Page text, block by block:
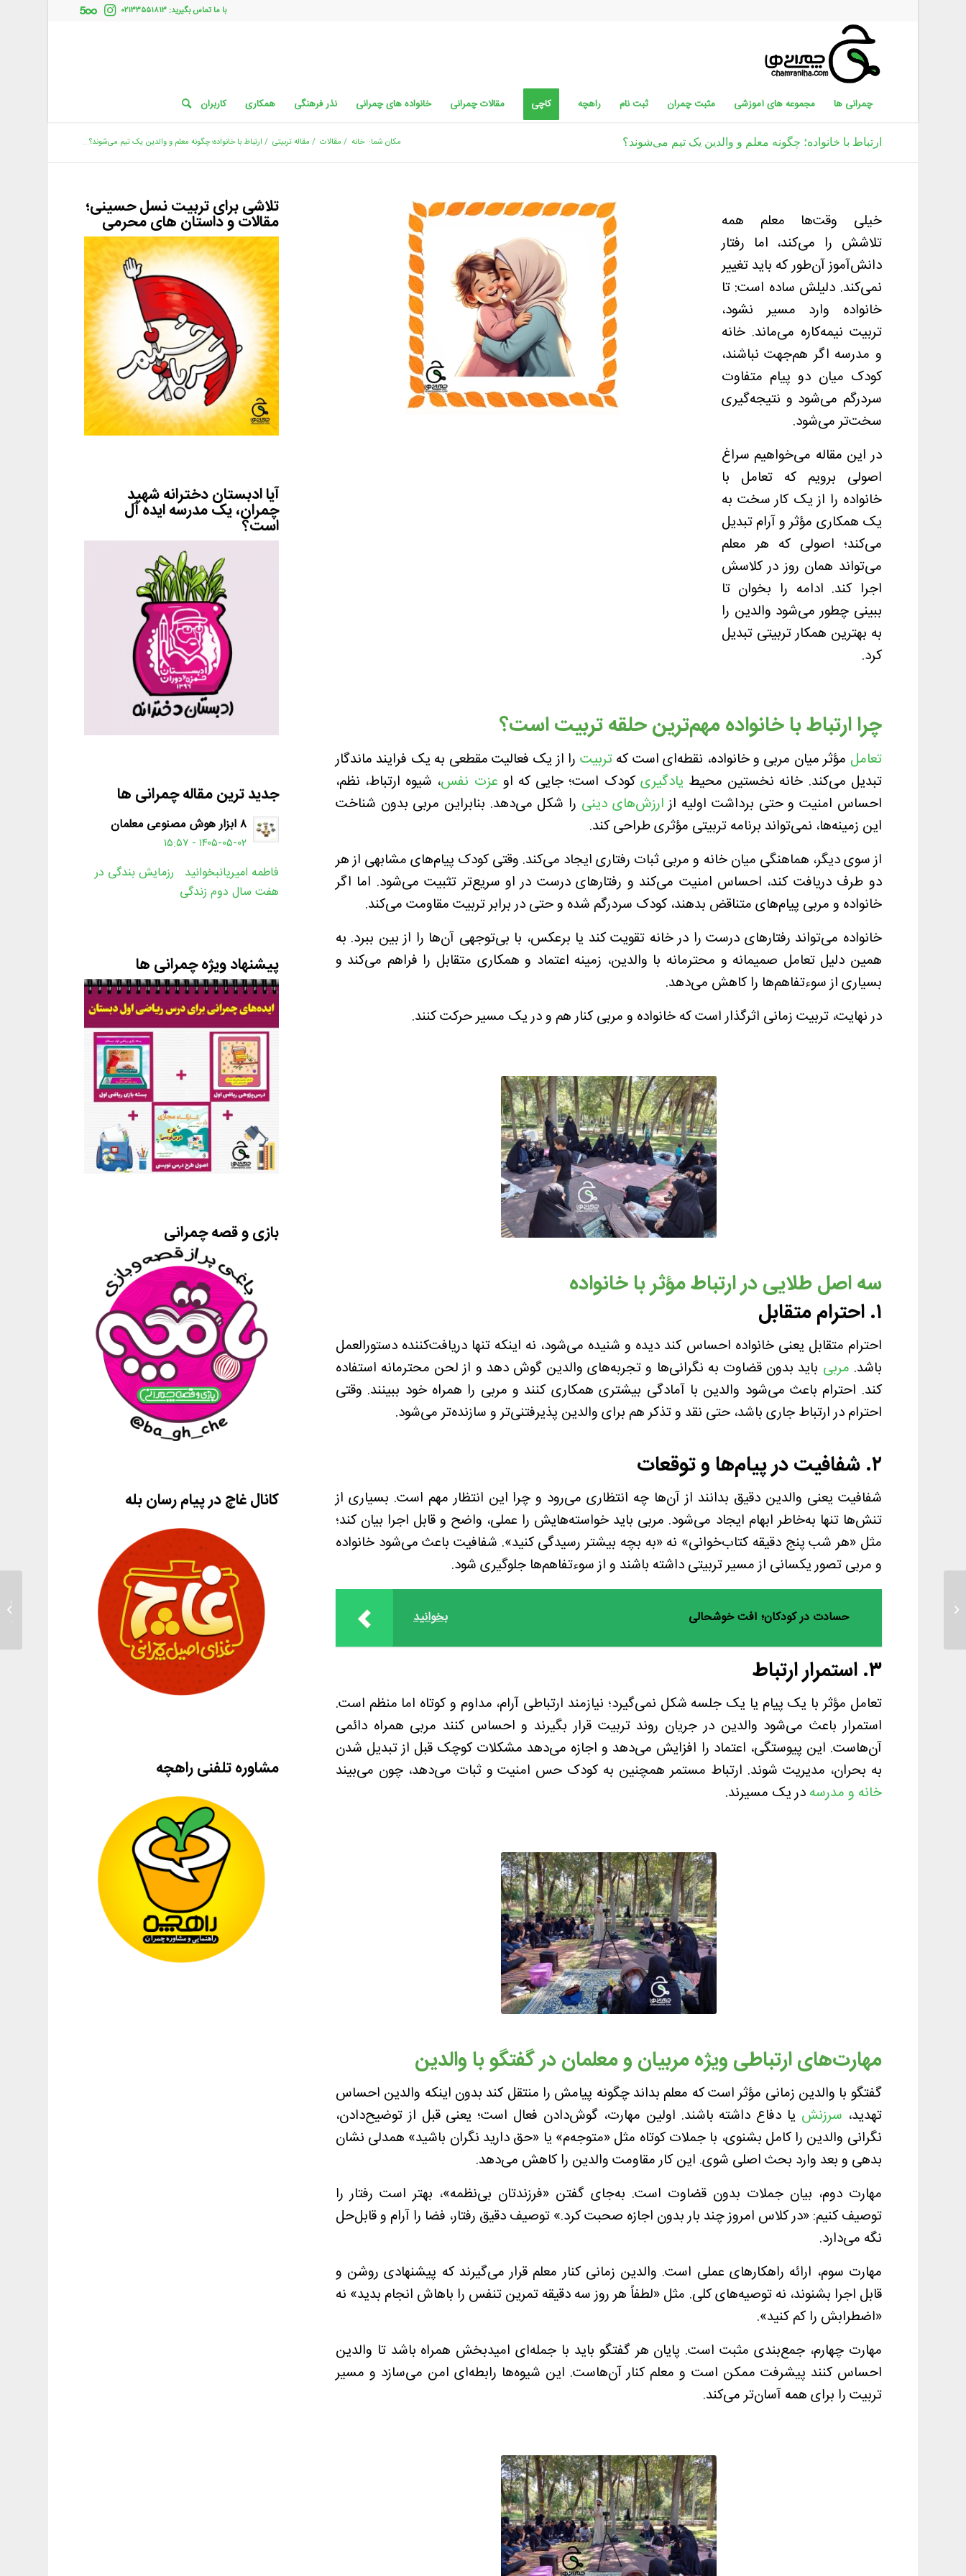
با ما تماس بگیرید: ۰۲۱۳۳۵۵۱۸۱۳
چمرانی ها مجموعه های آموزشی مثبت چمران ثبت نام راهچه کاچی مقالات چمرانی خانواده های چمرانی نذر فرهنگی همکاری کاربران
ارتباط با خانواده؛ چگونه معلم و والدین یک تیم می‌شوند؟ مکان شما: خانه / مقالات / مقاله تربیتی / ارتباط با خانواده؛ چگونه معلم و والدین یک تیم می‌شوند؟...
خیلی وقت‌ها معلم همه
تلاشش را می‌کند، اما رفتار
دانش‌آموز آن‌طور که باید تغییر
نمی‌کند. دلیلش ساده است: تا
خانواده وارد مسیر نشود،
تربیت نیمه‌کاره می‌ماند. خانه
و مدرسه اگر هم‌جهت نباشند،
کودک میان دو پیام متفاوت
سردرگم می‌شود و نتیجه‌گیری
سخت‌تر می‌شود.
در این مقاله می‌خواهیم سراغ
اصولی برویم که تعامل با
خانواده را از یک کار سخت به
یک همکاری مؤثر و آرام تبدیل
می‌کند؛ اصولی که هر معلم
می‌تواند همان روز در کلاسش
اجرا کند. ادامه را بخوان تا
ببینی چطور می‌شود والدین را
به بهترین همکار تربیتی تبدیل
کرد.
چرا ارتباط با خانواده مهم‌ترین حلقه تربیت است؟
تعامل مؤثر میان مربی و خانواده، نقطه‌ای است کهتربیت را از یک فعالیت مقطعی به یک فرایند ماندگار
تبدیل می‌کند. خانه نخستین محیط یادگیریکودک است؛ جایی که او عزت نفس، شیوه ارتباط، نظم،
احساس امنیت و حتی برداشت اولیه ازارزش‌های دینی را شکل می‌دهد. بنابراین مربی بدون شناخت
این زمینه‌ها، نمی‌تواند برنامه تربیتی مؤثری طراحی کند.
از سوی دیگر، هماهنگی میان خانه و مربی ثبات رفتاری ایجاد می‌کند. وقتی کودک پیام‌های مشابهی از هر
دو طرف دریافت کند، احساس امنیت می‌کند و رفتارهای درست در او سریع‌تر تثبیت می‌شود. اما اگر
خانواده و مربی پیام‌های متناقض بدهند، کودک سردرگم شده و حتی در برابر تربیت مقاومت می‌کند.
خانواده می‌تواند رفتارهای درست را در خانه تقویت کند یا برعکس، با بی‌توجهی آن‌ها را از بین ببرد. به
همین دلیل تعامل صمیمانه و محترمانه با والدین، زمینه اعتماد و همکاری متقابل را فراهم می‌کند و
بسیاری از سوءتفاهم‌ها را کاهش می‌دهد.
در نهایت، تربیت زمانی اثرگذار است که خانواده و مربی کنار هم و در یک مسیر حرکت کنند.
سه اصل طلایی در ارتباط مؤثر با خانواده
۱. احترام متقابل
احترام متقابل یعنی خانواده احساس کند دیده و شنیده می‌شود، نه اینکه تنها دریافت‌کننده دستورالعمل
باشد. مربی باید بدون قضاوت به نگرانی‌ها و تجربه‌های والدین گوش دهد و از لحن محترمانه استفاده
کند. احترام باعث می‌شود والدین با آمادگی بیشتری همکاری کنند و مربی را همراه خود ببینند. وقتی
احترام در ارتباط جاری باشد، حتی نقد و تذکر هم برای والدین پذیرفتنی‌تر و سازنده‌تر می‌شود.
۲. شفافیت در پیام‌ها و توقعات
شفافیت یعنی والدین دقیق بدانند از آن‌ها چه انتظاری می‌رود و چرا این انتظار مهم است. بسیاری از
تنش‌ها تنها به‌خاطر ابهام ایجاد می‌شود. مربی باید خواسته‌هایش را عملی، واضح و قابل اجرا بیان کند؛
مثل «هر شب پنج دقیقه کتاب‌خوانی» نه «به بچه بیشتر رسیدگی کنید». شفافیت باعث می‌شود خانواده
و مربی تصور یکسانی از مسیر تربیتی داشته باشند و از سوءتفاهم‌ها جلوگیری شود.
بخوانید حسادت در کودکان؛ آفت خوشحالی‌
۳. استمرار ارتباط
تعامل مؤثر با یک پیام یا یک جلسه شکل نمی‌گیرد؛ نیازمند ارتباطی آرام، مداوم و کوتاه اما منظم است.
استمرار باعث می‌شود والدین در جریان روند تربیت قرار بگیرند و احساس کنند مربی همراه دائمی
آن‌هاست. این پیوستگی، اعتماد را افزایش می‌دهد و اجازه می‌دهد مشکلات کوچک قبل از تبدیل شدن
به بحران، مدیریت شوند. ارتباط مستمر همچنین به کودک حس امنیت و ثبات می‌دهد، چون می‌بیند
خانه و مدرسهدر یک مسیرند.
مهارت‌های ارتباطی ویژه مربیان و معلمان در گفتگو با والدین
گفتگو با والدین زمانی مؤثر است که معلم بداند چگونه پیامش را منتقل کند بدون اینکه والدین احساس
تهدید، سرزنش یا دفاع داشته باشند. اولین مهارت، گوش‌دادن فعال است؛ یعنی قبل از توضیح‌دادن،
نگرانی والدین را کامل بشنوی، با جملات کوتاه مثل «متوجه‌م» یا «حق دارید نگران باشید» همدلی نشان
بدهی و بعد وارد بحث اصلی شوی. این کار مقاومت والدین را کاهش می‌دهد.
مهارت دوم، بیان جملات بدون قضاوت است. به‌جای گفتن «فرزندتان بی‌نظمه»، بهتر است رفتار را
توصیف کنیم: «در کلاس امروز چند بار بدون اجازه صحبت کرد.» توصیف دقیق رفتار، فضا را آرام و قابل‌حل
نگه می‌دارد.
مهارت سوم، ارائه راهکارهای عملی است. والدین زمانی کنار معلم قرار می‌گیرند که پیشنهادی روشن و
قابل اجرا بشنوند، نه توصیه‌های کلی. مثل «لطفاً هر روز سه دقیقه تمرین تنفس را باهاش انجام بدید» نه
«اضطرابش را کم کنید».
مهارت چهارم، جمع‌بندی مثبت است. پایان هر گفتگو باید با جمله‌ای امیدبخش همراه باشد تا والدین
احساس کنند پیشرفت ممکن است و معلم کنار آن‌هاست. این شیوه‌ها رابطه‌ای امن می‌سازد و مسیر
تربیت را برای همه آسان‌تر می‌کند.
تلاشی برای تربیت نسل حسینی؛
مقالات و داستان های محرمی
آیا ادبستان دخترانه شهید
چمران، یک مدرسه ایده آل
است؟
جدید ترین مقاله چمرانی ها
۸ ابزار هوش مصنوعی معلمان
۱۴۰۵-۰۵-۰۲ - ۱۵:۵۷
فاطمه امیریانبخوانید رزمایش بندگی در
هفت سال دوم زندگی
پیشنهاد ویژه چمرانی ها
بازی و قصه چمرانی
کانال غاچ در پیام رسان بله
مشاوره تلفنی راهچه
جمع و تفریق ریاضی دوم ابتدایی با بازی
مارپله...